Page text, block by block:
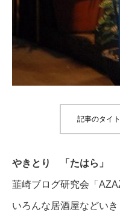
記事のタイ
やきとり 「たはら」
韮崎ブログ研究会「
いろんな居酒屋などい